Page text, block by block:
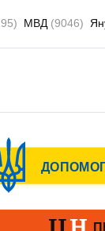
МВД (9046)